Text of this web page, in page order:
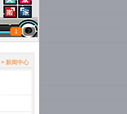
1 2
> 新闻中心